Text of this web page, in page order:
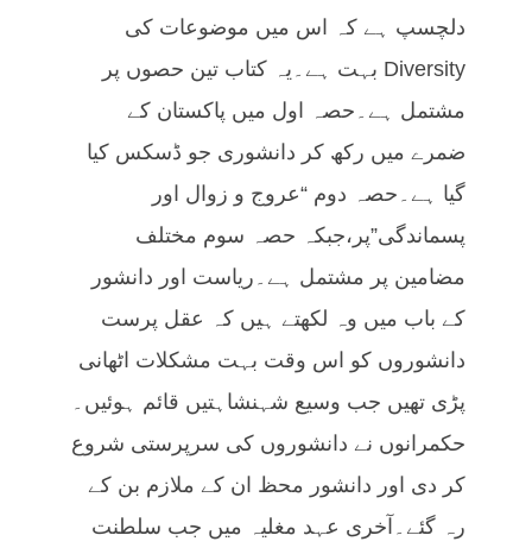
دلچسپ ہے کہ اس میں موضوعات کی
Diversity بہت ہے۔یہ کتاب تین حصوں پر
مشتمل ہے۔حصہ اول میں پاکستان کے
ضمرے میں رکھ کر دانشوری جو ڈسکس کیا
گیا ہے۔حصہ دوم “عروج و زوال اور
پسماندگی”پر،جبکہ حصہ سوم مختلف
مضامین پر مشتمل ہے۔ریاست اور دانشور
کے باب میں وہ لکھتے ہیں کہ عقل پرست
دانشوروں کو اس وقت بہت مشکلات اٹھانی
پڑی تھیں جب وسیع شہنشاہتیں قائم ہوئیں۔
حکمرانوں نے دانشوروں کی سرپرستی شروع
کر دی اور دانشور محظ ان کے ملازم بن کے
رہ گئے۔آخری عہد مغلیہ میں جب سلطنت